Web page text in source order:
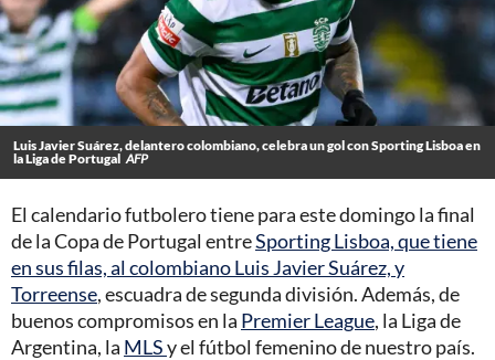
Luis Javier Suárez, delantero colombiano, celebra un gol con Sporting Lisboa en
la Liga de Portugal AFP
El calendario futbolero tiene para este domingo la final
de la Copa de Portugal entreSporting Lisboa, que tiene
en sus filas, al colombiano Luis Javier Suárez, y
Torreense, escuadra de segunda división. Además, de
buenos compromisos en la Premier League, la Liga de
Argentina, la MLSy el fútbol femenino de nuestro país.